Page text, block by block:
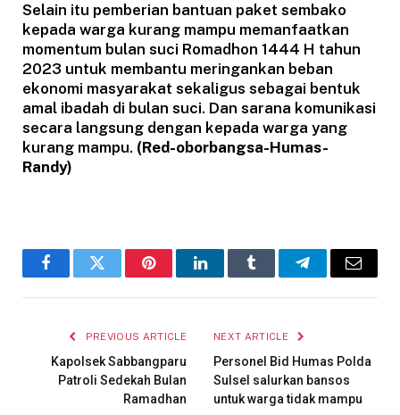
Selain itu pemberian bantuan paket sembako
kepada warga kurang mampu memanfaatkan
momentum bulan suci Romadhon 1444 H tahun
2023 untuk membantu meringankan beban
ekonomi masyarakat sekaligus sebagai bentuk
amal ibadah di bulan suci. Dan sarana komunikasi
secara langsung dengan kepada warga yang
kurang mampu. (Red-oborbangsa-Humas-
Randy)
FacebookTwitter PinterestLinkedInTumblr TelegramEmail
PREVIOUS ARTICLE
Kapolsek Sabbangparu
Patroli Sedekah Bulan
Ramadhan
NEXT ARTICLE
Personel Bid Humas Polda
Sulsel salurkan bansos
untuk warga tidak mampu